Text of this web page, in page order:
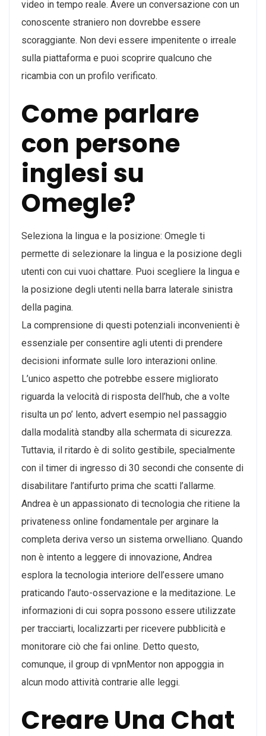
video in tempo reale. Avere un conversazione con un
conoscente straniero non dovrebbe essere
scoraggiante. Non devi essere impenitente o irreale
sulla piattaforma e puoi scoprire qualcuno che
ricambia con un profilo verificato.
Come parlare
con persone
inglesi su
Omegle?
Seleziona la lingua e la posizione: Omegle ti
permette di selezionare la lingua e la posizione degli
utenti con cui vuoi chattare. Puoi scegliere la lingua e
la posizione degli utenti nella barra laterale sinistra
della pagina.
La comprensione di questi potenziali inconvenienti è
essenziale per consentire agli utenti di prendere
decisioni informate sulle loro interazioni online.
L’unico aspetto che potrebbe essere migliorato
riguarda la velocità di risposta dell’hub, che a volte
risulta un po’ lento, advert esempio nel passaggio
dalla modalità standby alla schermata di sicurezza.
Tuttavia, il ritardo è di solito gestibile, specialmente
con il timer di ingresso di 30 secondi che consente di
disabilitare l’antifurto prima che scatti l’allarme.
Andrea è un appassionato di tecnologia che ritiene la
privateness online fondamentale per arginare la
completa deriva verso un sistema orwelliano. Quando
non è intento a leggere di innovazione, Andrea
esplora la tecnologia interiore dell’essere umano
praticando l’auto-osservazione e la meditazione. Le
informazioni di cui sopra possono essere utilizzate
per tracciarti, localizzarti per ricevere pubblicità e
monitorare ciò che fai online. Detto questo,
comunque, il group di vpnMentor non appoggia in
alcun modo attività contrarie alle leggi.
Creare Una Chat